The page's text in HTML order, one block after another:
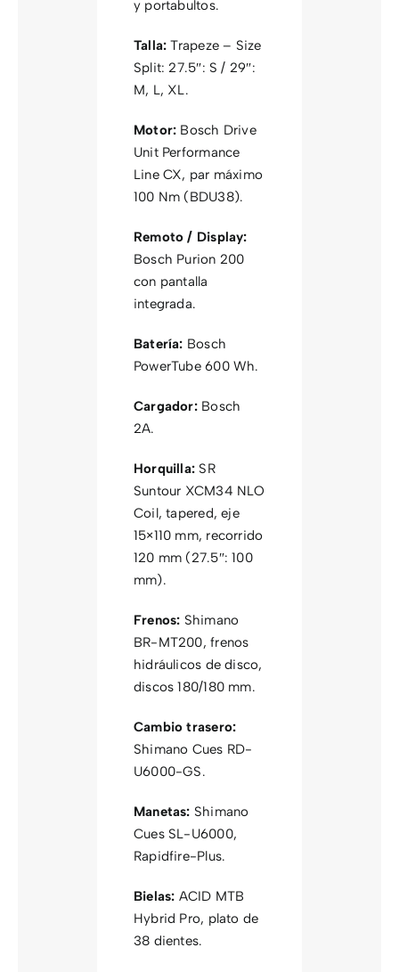
y portabultos.
Talla: Trapeze – Size
Split: 27.5″: S / 29″:
M, L, XL.
Motor: Bosch Drive
Unit Performance
Line CX, par máximo
100 Nm (BDU38).
Remoto / Display:
Bosch Purion 200
con pantalla
integrada.
Batería: Bosch
PowerTube 600 Wh.
Cargador:Bosch
2A.
Horquilla: SR
Suntour XCM34 NLO
Coil, tapered, eje
15×110 mm, recorrido
120 mm (27.5″: 100
mm).
Frenos: Shimano
BR-MT200, frenos
hidráulicos de disco,
discos 180/180 mm.
Cambio trasero:
Shimano Cues RD-
U6000-GS.
Manetas: Shimano
Cues SL-U6000,
Rapidfire-Plus.
Bielas: ACID MTB
Hybrid Pro, plato de
38 dientes.